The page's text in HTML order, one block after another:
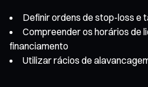
Definir ordens de stop-loss e
Compreender os horários de
financiamento
Utilizar rácios de